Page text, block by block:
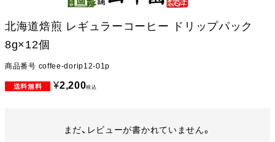
北海道焙煎 レギュラーコーヒー ドリップパック
8g×12個
商品番号 coffee-dorip12-01p
¥2,200税込
まだ、レビューが書かれていません。